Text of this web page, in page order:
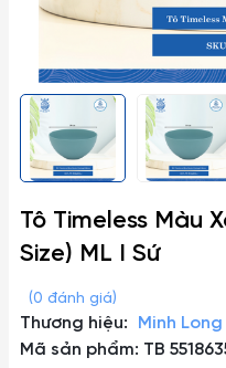
Tô Timeless Màu
Size) ML I Sứ
(0 đánh giá)
Thương hiệu:
Minh Long I
Mã sản phẩm: TB